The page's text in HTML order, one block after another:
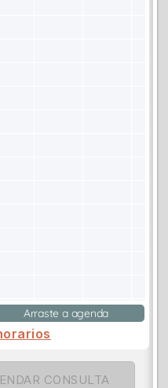
Arraste a agenda
CONSULTA